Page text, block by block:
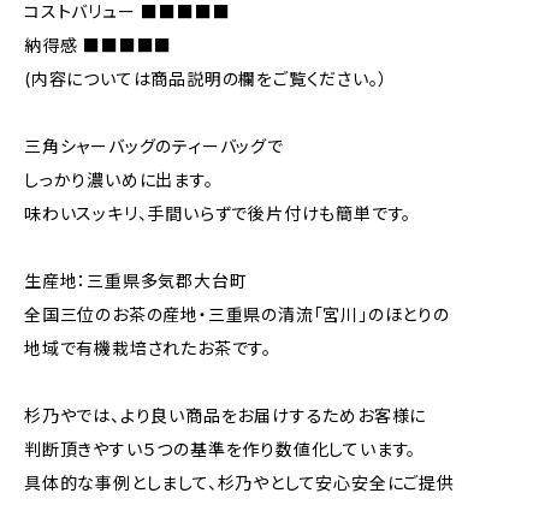
コストバリュー ■■■■■
納得感 ■■■■■
(内容については商品説明の欄をご覧ください。）
三角シャーバッグのティーバッグで
しっかり濃いめに出ます。
味わいスッキリ、手間いらずで後片付けも簡単です。
生産地：三重県多気郡大台町
全国三位のお茶の産地・三重県の清流「宮川」のほとりの
地域で有機栽培されたお茶です。
杉乃やでは、より良い商品をお届けするためお客様に
判断頂きやすい５つの基準を作り数値化しています。
具体的な事例としまして、杉乃やとして安心安全にご提供